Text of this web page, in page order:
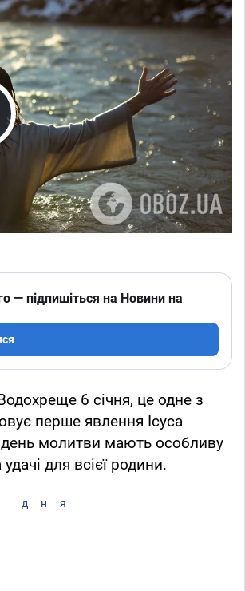
Video
— підпишіться на Новини на
6 січня, це одне з
перше явлення Ісуса
день молитви мають особливу
для всієї родини.
дня